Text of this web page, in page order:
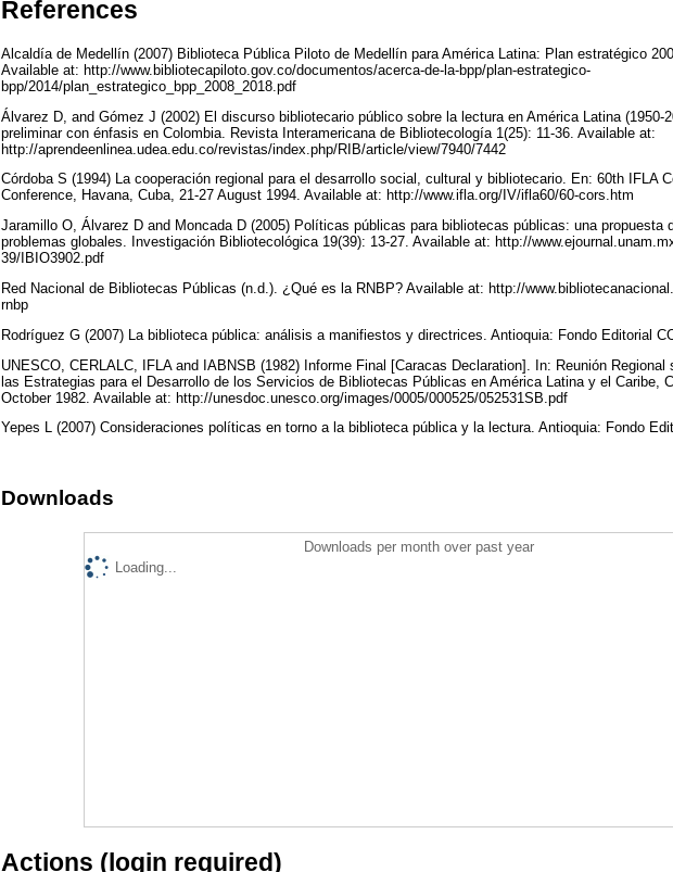
References
Alcaldía de Medellín (2007) Biblioteca Pública Piloto de Medellín para América Latina: Plan estratégico
Available at: http://www.bibliotecapiloto.gov.co/documentos/acerca-de-la-bpp/plan-estrategico-
bpp/2014/plan_estrategico_bpp_2008_2018.pdf
Álvarez D, and Gómez J (2002) El discurso bibliotecario público sobre la lectura en América Latina (1950-
preliminar con énfasis en Colombia. Revista Interamericana de Bibliotecología 1(25): 11-36. Available at:
http://aprendeenlinea.udea.edu.co/revistas/index.php/RIB/article/view/7940/7442
Córdoba S (1994) La cooperación regional para el desarrollo social, cultural y bibliotecario. En: 60th IFLA
Conference, Havana, Cuba, 21-27 August 1994. Available at: http://www.ifla.org/IV/ifla60/60-cors.htm
Jaramillo O, Álvarez D and Moncada D (2005) Políticas públicas para bibliotecas públicas: una propuesta
problemas globales. Investigación Bibliotecológica 19(39): 13-27. Available at: http://
39/IBIO3902.pdf
Red Nacional de Bibliotecas Públicas (n.d.). ¿Qué es la RNBP? Available at: http://
rnbp
Rodríguez G (2007) La biblioteca pública: análisis a manifiestos y directrices. Antioquia: Fondo Editorial
UNESCO, CERLALC, IFLA and IABNSB (1982) Informe Final [Caracas Declaration]. In: Reunión
las Estrategias para el Desarrollo de los Servicios de Bibliotecas Públicas en América Latina y el Caribe,
October 1982. Available at: http://unesdoc.unesco.org/images/0005/000525/052531SB.pdf
Yepes L (2007) Consideraciones políticas en torno a la biblioteca pública y la lectura. Antioquia: Fondo
Downloads
Downloads per month over past year
Loading...
Actions (login required)